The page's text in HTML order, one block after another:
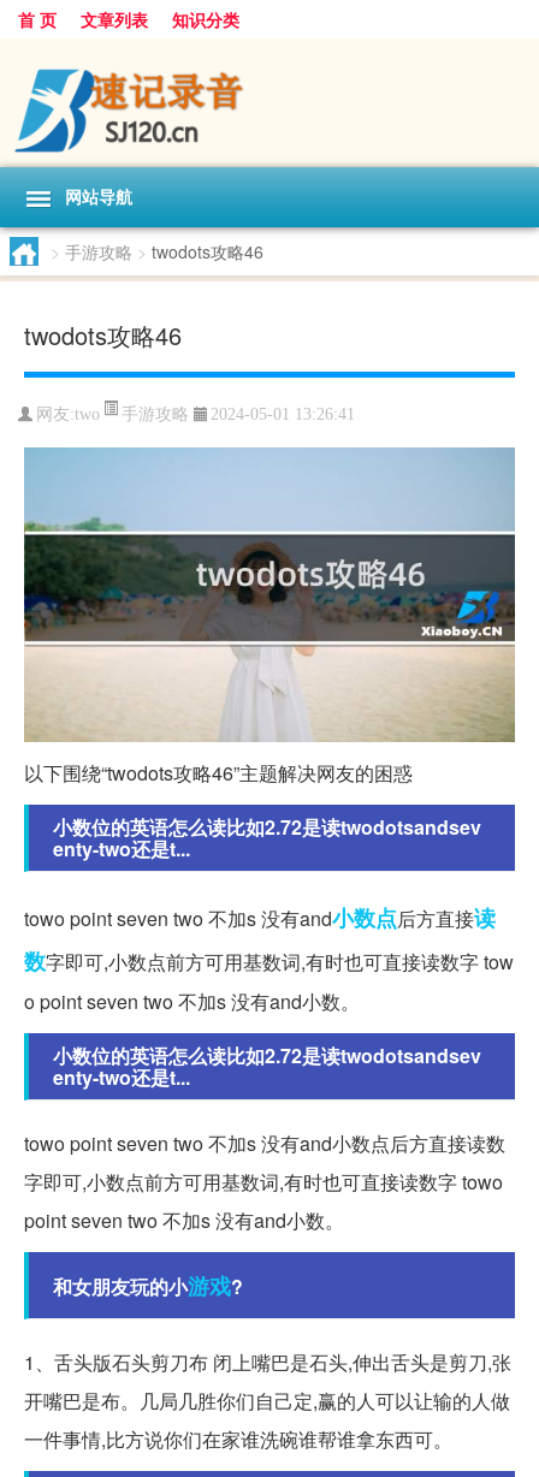
首 页 文章列表 知识分类
网站导航
> 手游攻略 > twodots攻略46
twodots攻略46
网友:two 手游攻略 2024-05-01 13:26:41
以下围绕“twodots攻略46”主题解决网友的困惑
小数位的英语怎么读比如2.72是读twodotsandsev
enty-two还是t...
towo point seven two 不加s 没有and小数点后方直接读
数字即可,小数点前方可用基数词,有时也可直接读数字 tow
o point seven two 不加s 没有and小数。
小数位的英语怎么读比如2.72是读twodotsandsev
enty-two还是t...
towo point seven two 不加s 没有and小数点后方直接读数
字即可,小数点前方可用基数词,有时也可直接读数字 towo
point seven two 不加s 没有and小数。
和女朋友玩的小游戏?
1、舌头版石头剪刀布 闭上嘴巴是石头,伸出舌头是剪刀,张
开嘴巴是布。几局几胜你们自己定,赢的人可以让输的人做
一件事情,比方说你们在家谁洗碗谁帮谁拿东西可。